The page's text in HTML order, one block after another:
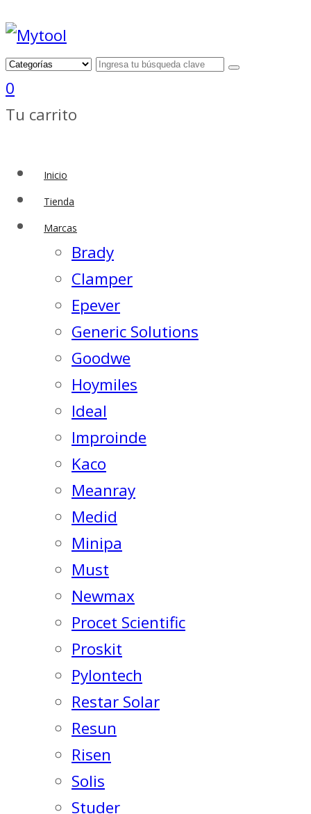
0
Tu carrito
Inicio
Tienda
Marcas
Brady
Clamper
Epever
Generic Solutions
Goodwe
Hoymiles
Ideal
Improinde
Kaco
Meanray
Medid
Minipa
Must
Newmax
Procet Scientific
Proskit
Pylontech
Restar Solar
Resun
Risen
Solis
Studer